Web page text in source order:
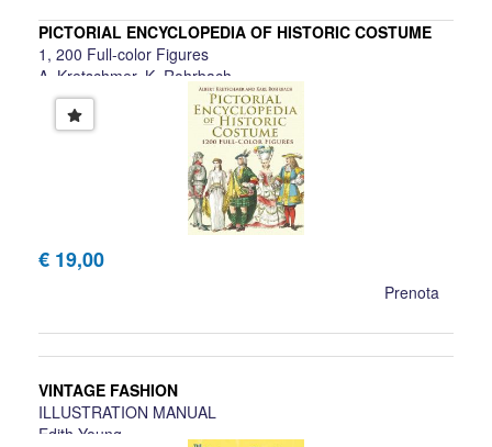
PICTORIAL ENCYCLOPEDIA OF HISTORIC COSTUME
1, 200 Full-color Figures
A. Kretschmer, K. Rohrbach
€ 19,00
Prenota
VINTAGE FASHION
ILLUSTRATION MANUAL
Edith Young